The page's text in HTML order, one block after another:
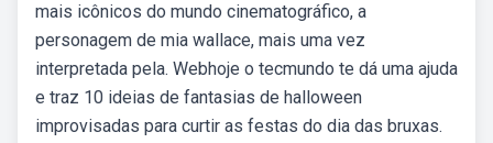
mais icônicos do mundo cinematográfico, a
personagem de mia wallace, mais uma vez
interpretada pela. Webhoje o tecmundo te dá uma ajuda
e traz 10 ideias de fantasias de halloween
improvisadas para curtir as festas do dia das bruxas.